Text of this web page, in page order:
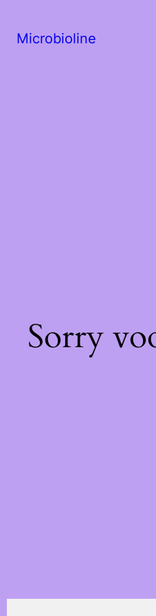
Microbioline
Sorry